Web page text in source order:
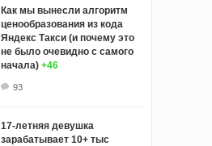
Как мы вынесли алгоритм
ценообразования из кода
Яндекс Такси (и почему это
не было очевидно с самого
начала) +46
93
17-летняя девушка
зарабатывает 10+ тыс